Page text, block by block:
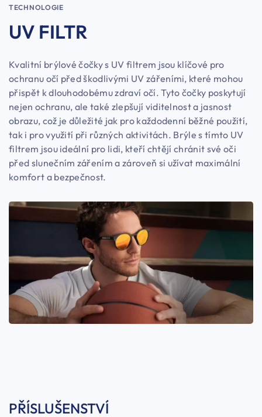
TECHNOLOGIE
UV FILTR
Kvalitní brýlové čočky s UV filtrem jsou klíčové pro
ochranu očí před škodlivými UV zářeními, které mohou
přispět k dlouhodobému zdraví očí. Tyto čočky poskytují
nejen ochranu, ale také zlepšují viditelnost a jasnost
obrazu, což je důležité jak pro každodenní běžné použití,
tak i pro využití při různých aktivitách. Brýle s tímto UV
filtrem jsou ideální pro lidi, kteří chtějí chránit své oči
před slunečním zářením a zároveň si užívat maximální
komfort a bezpečnost.
PŘÍSLUŠENSTVÍ